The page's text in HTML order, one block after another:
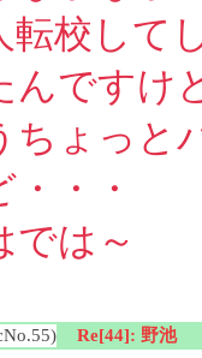
転校して
んですけ
ちょっと
・・・
では～
Re[44]: 野池